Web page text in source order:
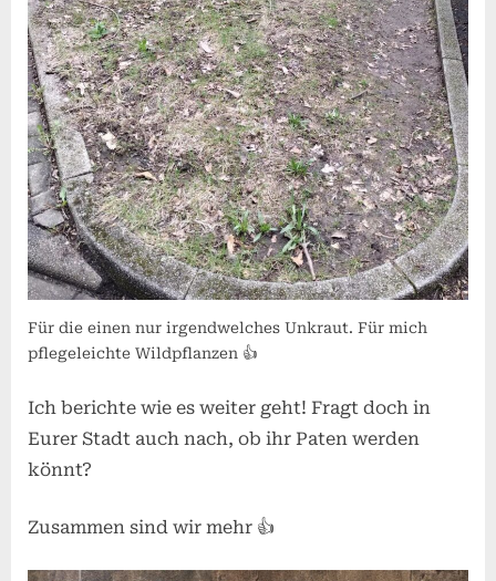
Für die einen nur irgendwelches Unkraut. Für mich
pflegeleichte Wildpflanzen 👍
Ich berichte wie es weiter geht! Fragt doch in
Eurer Stadt auch nach, ob ihr Paten werden
könnt?
Zusammen sind wir mehr 👍